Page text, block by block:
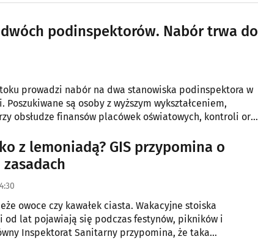
podinspektorów. Nabór trwa do
prowadzi nabór na dwa stanowiska podinspektora w
są osoby z wyższym wykształceniem,
obsłudze finansów placówek oświatowych, kontroli oraz
z lemoniadą? GIS przypomina o
owoce czy kawałek ciasta. Wakacyjne stoiska
od lat pojawiają się podczas festynów, pikników i
Inspektorat Sanitarny przypomina, że taka